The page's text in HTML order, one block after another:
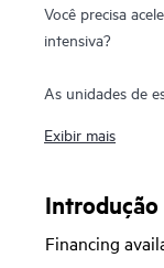
Você precisa
intensiva?
As unidades de
aplicativos que
competitivo. As
os aplicativos
largura de banda
Exibir mais
Introdução
Financing